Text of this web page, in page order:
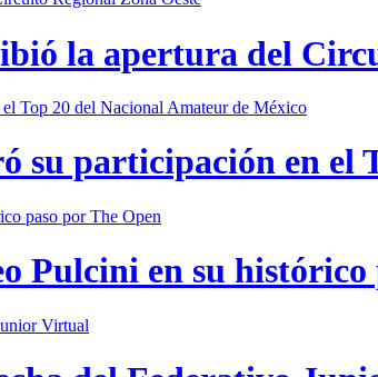
la apertura del
su participación en el
Pulcini en su histórico